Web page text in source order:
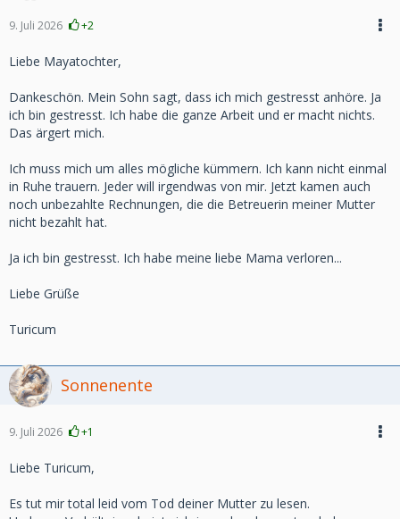
9. Juli 2026 +2
Liebe Mayatochter,
Dankeschön. Mein Sohn sagt, dass ich mich gestresst anhöre. Ja
ich bin gestresst. Ich habe die ganze Arbeit und er macht nichts.
Das ärgert mich.
Ich muss mich um alles mögliche kümmern. Ich kann nicht einmal
in Ruhe trauern. Jeder will irgendwas von mir. Jetzt kamen auch
noch unbezahlte Rechnungen, die die Betreuerin meiner Mutter
nicht bezahlt hat.
Ja ich bin gestresst. Ich habe meine liebe Mama verloren...
Liebe Grüße
Turicum
Sonnenente
9. Juli 2026 +1
Liebe Turicum,
Es tut mir total leid vom Tod deiner Mutter zu lesen.